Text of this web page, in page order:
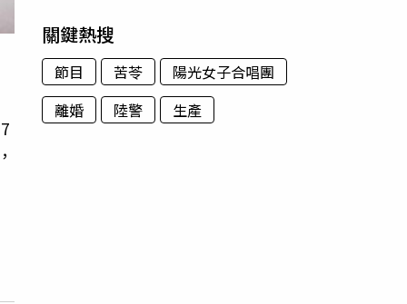
關鍵熱搜
節目 苦苓
陽光女子合唱團
離婚
陸警 生產